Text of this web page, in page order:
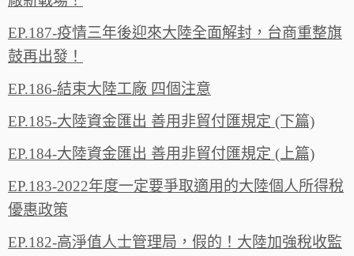
EP.187-疫情三年後迎來大陸全面解封，台商重整旗
鼓再出發！
EP.186-結束大陸工廠 四個注意
EP.185-大陸資金匯出 善用非貿付匯規定 (下篇)
EP.184-大陸資金匯出 善用非貿付匯規定 (上篇)
EP.183-2022年度一定要爭取適用的大陸個人所得稅
優惠政策
EP.182-高淨值人士管理局，假的！大陸加強稅收監